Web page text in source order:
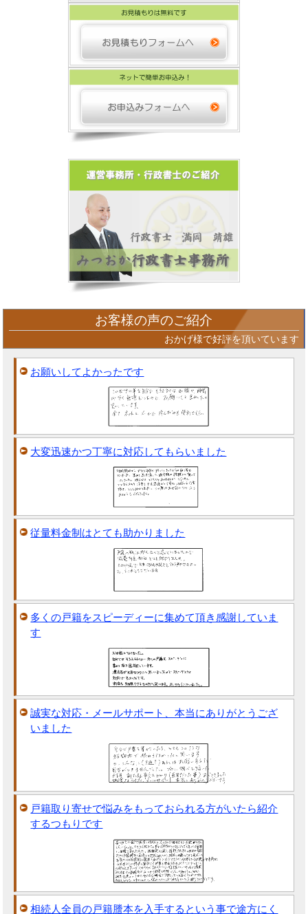
お客様の声のご紹介
おかげ様で好評を頂いています
お願いしてよかったです
大変迅速かつ丁寧に対応してもらいました
従量料金制はとても助かりました
多くの戸籍をスピーディーに集めて頂き感謝していま
す
誠実な対応・メールサポート、本当にありがとうござ
いました
戸籍取り寄せで悩みをもっておられる方がいたら紹介
するつもりです
相続人全員の戸籍謄本を入手するという事で途方にく